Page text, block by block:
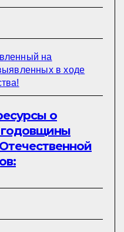
на
в ходе
о
годовщины